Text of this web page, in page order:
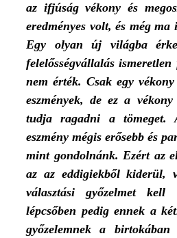
az ifjúság vékony és
eredményes volt, és még
Egy olyan új világba
felelősségvállalás
nem érték. Csak egy
eszmények, de ez a
tudja ragadni a tömeget.
eszmény mégis erősebb és
mint gondolnánk. Ezért az
az az eddigiekből kiderül,
választási győzelmet
lépcsőben pedig ennek a
győzelemnek a birtokában